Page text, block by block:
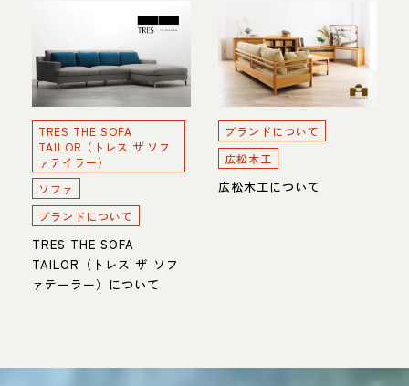
TRES THE SOFA
TAILOR（トレス ザ ソフ
ァテイラー）
ソファ
ブランドについて
TRES THE SOFA
TAILOR（トレス ザ ソフ
ァテーラー）について
ブランドについて
広松木工
広松木工について